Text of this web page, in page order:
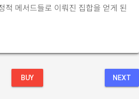
적 메서드들로 이뤄진 집합을 얻게 된
BUY NEXT